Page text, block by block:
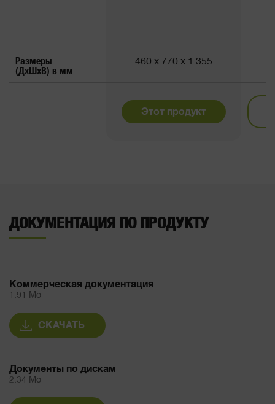
Размеры
(ДxШxВ) в мм
460 x 770 x 1 355
Этот продукт
ДОКУМЕНТАЦИЯ ПО ПРОДУКТУ
Коммерческая документация
1.91 Mo
СКАЧАТЬ
Документы по дискам
2.34 Mo